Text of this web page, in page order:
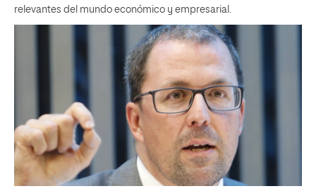
relevantes del mundo económico y empresarial.